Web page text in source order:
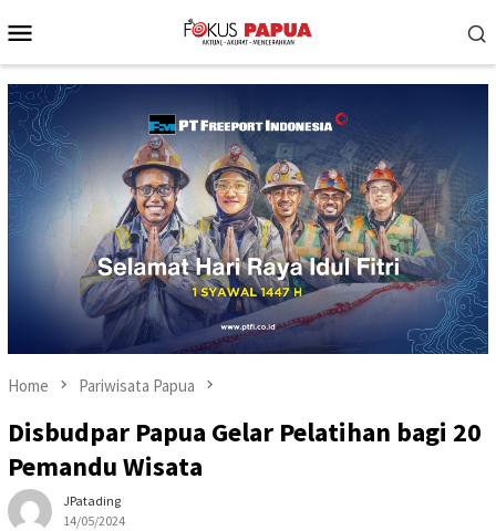
to
Menu
Home Pariwisata Papua
Disbudpar Papua Gelar Pelatihan bagi 20
Pemandu Wisata
JPatading
14/05/2024